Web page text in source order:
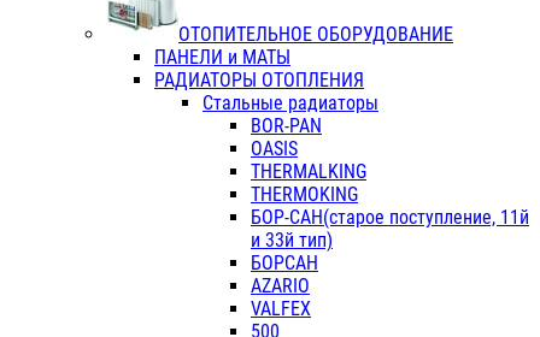
ОТОПИТЕЛЬНОЕ ОБОРУДОВАНИЕ
ПАНЕЛИ и МАТЫ
РАДИАТОРЫ ОТОПЛЕНИЯ
Стальные радиаторы
BOR-PAN
OASIS
THERMALKING
THERMOKING
БОР-САН(старое поступление, 11й
и 33й тип)
БОРСАН
AZARIO
VALFEX
500